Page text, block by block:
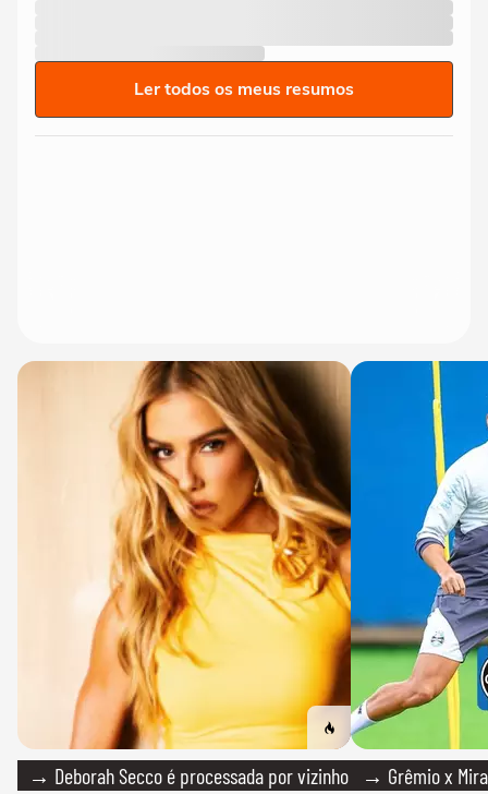
Ler todos os meus resumos
→ Deborah Secco é processada por vizinho
→ Grêmio x